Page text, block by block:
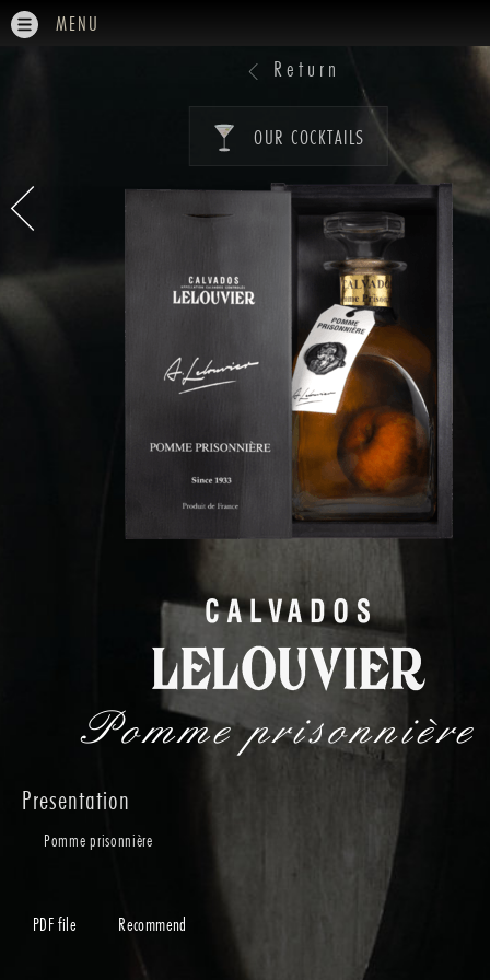
MENU
Return
OUR COCKTAILS
Pomme prisonnière
Presentation
Pomme prisonnière
PDF file Recommend